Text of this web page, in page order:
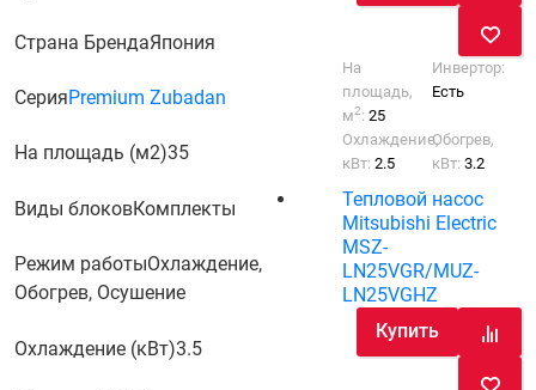
Страна БрендаЯпония
СерияPremium Zubadan
На площадь (м2)35
Виды блоковКомплекты
Режим работыОхлаждение,
Обогрев, Осушение
Охлаждение (кВт)3.5
На
площадь,
м2:25
Инвертор:
Есть
Охлаждение,
кВт:2.5
Обогрев,
кВт:3.2
Тепловой насос
Mitsubishi Electric
MSZ-
LN25VGR/MUZ-
LN25VGHZ
Купить